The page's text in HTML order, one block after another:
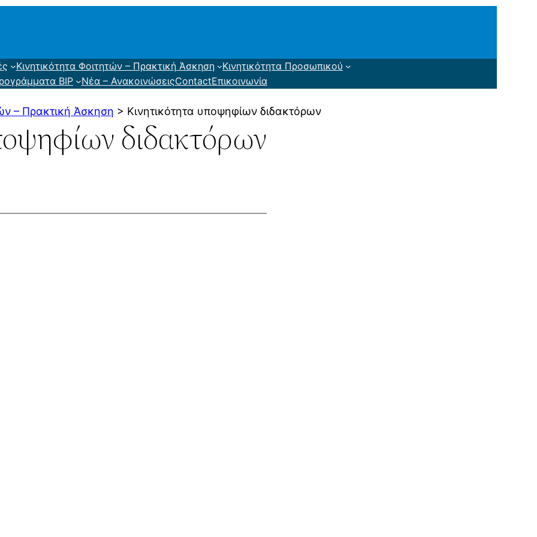
Κινητικότητα Φοιτητών – Πρακτική Άσκηση
Κινητικότητα Προσωπικού
BIP Νέα – ΑνακοινώσειςContactΕπικοινωνία
– Πρακτική Άσκηση > Κινητικότητα υποψηφίων διδακτόρων
διδακτόρων